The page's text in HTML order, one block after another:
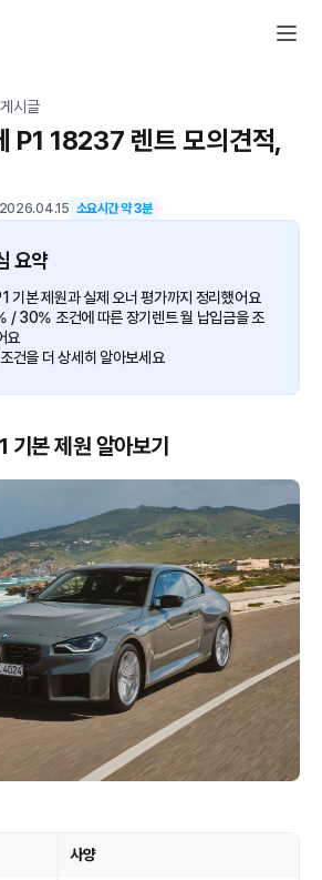
게시글
P1 18237 렌트 모의견적,
2026.04.15 소요시간 약3분
요약
기본 제원과 실제 오너 평가까지 정리했어요
/ 30% 조건에 따른 장기렌트 월 납입금을 조
요
건을 더 상세히 알아보세요
본 제원 알아보기
사양